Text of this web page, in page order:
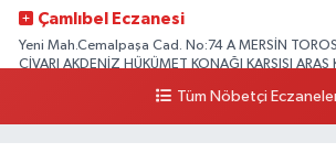
Çamlıbel Eczanesi
Yeni Mah.Cemalpaşa Cad. No:74 A MERSİN TOROS
CİVARI AKDENİZ HÜKÜMET KONAĞI KARŞISI ARAS
Yol Tarifi Al
Tüm Nöbetçi